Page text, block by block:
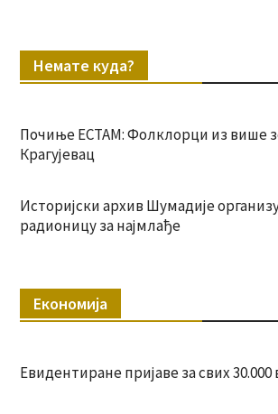
Немате куда?
Почиње ЕСТАМ: Фолклорци из више
Крагујевац
Историјски архив Шумадије
радионицу за најмлађе
Економија
Евидентиране пријаве за свих 30.000